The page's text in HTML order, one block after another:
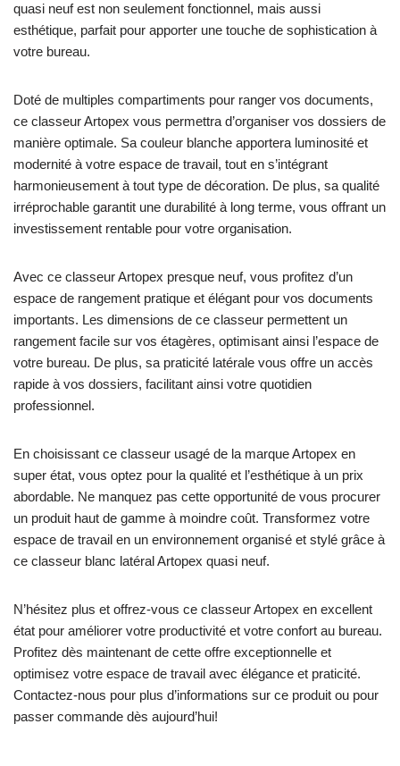
quasi neuf est non seulement fonctionnel, mais aussi
esthétique, parfait pour apporter une touche de sophistication à
votre bureau.
Doté de multiples compartiments pour ranger vos documents,
ce classeur Artopex vous permettra d’organiser vos dossiers de
manière optimale. Sa couleur blanche apportera luminosité et
modernité à votre espace de travail, tout en s’intégrant
harmonieusement à tout type de décoration. De plus, sa qualité
irréprochable garantit une durabilité à long terme, vous offrant un
investissement rentable pour votre organisation.
Avec ce classeur Artopex presque neuf, vous profitez d’un
espace de rangement pratique et élégant pour vos documents
importants. Les dimensions de ce classeur permettent un
rangement facile sur vos étagères, optimisant ainsi l’espace de
votre bureau. De plus, sa praticité latérale vous offre un accès
rapide à vos dossiers, facilitant ainsi votre quotidien
professionnel.
En choisissant ce classeur usagé de la marque Artopex en
super état, vous optez pour la qualité et l’esthétique à un prix
abordable. Ne manquez pas cette opportunité de vous procurer
un produit haut de gamme à moindre coût. Transformez votre
espace de travail en un environnement organisé et stylé grâce à
ce classeur blanc latéral Artopex quasi neuf.
N’hésitez plus et offrez-vous ce classeur Artopex en excellent
état pour améliorer votre productivité et votre confort au bureau.
Profitez dès maintenant de cette offre exceptionnelle et
optimisez votre espace de travail avec élégance et praticité.
Contactez-nous pour plus d’informations sur ce produit ou pour
passer commande dès aujourd’hui!